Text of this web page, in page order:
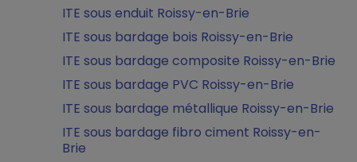
ITE sous enduit Roissy-en-Brie
ITE sous bardage bois Roissy-en-Brie
ITE sous bardage composite Roissy-en-Brie
ITE sous bardage PVC Roissy-en-Brie
ITE sous bardage métallique Roissy-en-Brie
ITE sous bardage fibro ciment Roissy-en-
Brie